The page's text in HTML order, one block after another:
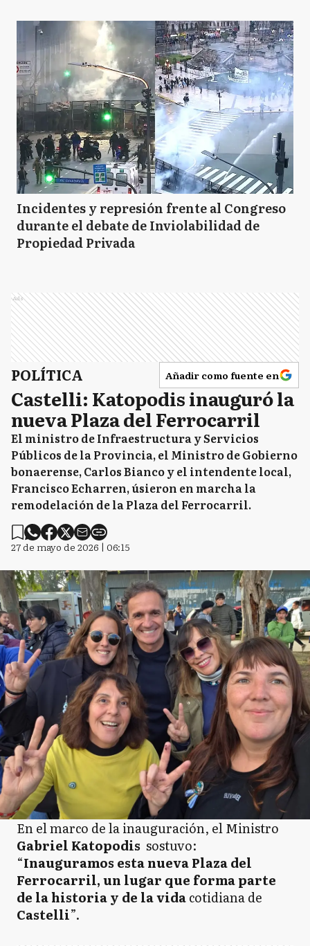
Incidentes y represión frente al Congreso
durante el debate de Inviolabilidad de
Propiedad Privada
Ads
POLÍTICA Añadir como fuente en
Castelli: Katopodis inauguró la
nueva Plaza del Ferrocarril
El ministro de Infraestructura y Servicios
Públicos de la Provincia, el Ministro de Gobierno
bonaerense, Carlos Bianco y el intendente local,
Francisco Echarren, úsieron en marcha la
remodelación de la Plaza del Ferrocarril.
27 de mayo de 2026 | 06:15
En el marco de la inauguración, el Ministro
Gabriel Katopodis sostuvo:
“Inauguramos esta nueva Plaza del
Ferrocarril, un lugar que forma parte
de la historia y de la vidacotidiana de
Castelli”.